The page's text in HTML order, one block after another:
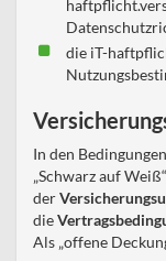
die iT-
In den
„Schwarz auf
der
die
Als „offene